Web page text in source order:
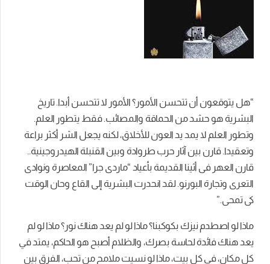
“هل يتوقعون أن تتحسن الأمور؟ الأمور لا تتحسن أبدا. تاريخ
البشرية هو حشد من الحماقة والمصائب. فقط يتطور العلم.
وتطور العلم لا يمد يد العون للأخلاق، لكنه يجعل الشر أكثر براعة
وتعقيدا. قارن بين آثار حرب طروادة وبين القنبلة الهيدروجينية..
قارن العهر فى أثينا القديمة بأعياد “ماردى جرا” المعاصرة ونوادى
التعرى وتجارة البورنو. لقد انحدرت البشرية إلى القاع وحان الوقت
كى تمحى.”
ماذا لو اصطدم نيزك بكوكبنا؟ ماذا لو لم يعد هناك نور؟ ماذا لو لم
يعد هناك فائدة لحاسة بصرك، والظلام أصبح هو الحاكم، يمتد في
كل مكان، في كل بيت، ماذا لو نسيت ملامح من تحب، الفرق بين